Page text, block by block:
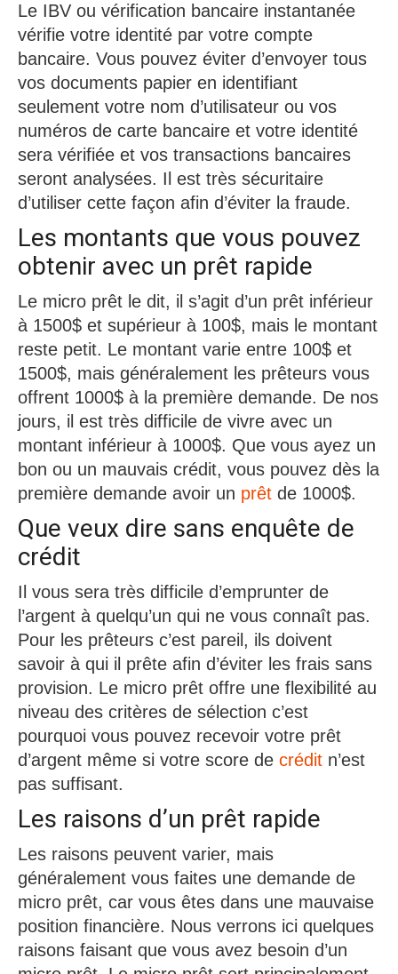
Le IBV ou vérification bancaire instantanée
vérifie votre identité par votre compte
bancaire. Vous pouvez éviter d’envoyer tous
vos documents papier en identifiant
seulement votre nom d’utilisateur ou vos
numéros de carte bancaire et votre identité
sera vérifiée et vos transactions bancaires
seront analysées. Il est très sécuritaire
d’utiliser cette façon afin d’éviter la fraude.
Les montants que vous pouvez
obtenir avec un prêt rapide
Le micro prêt le dit, il s’agit d’un prêt inférieur
à 1500$ et supérieur à 100$, mais le montant
reste petit. Le montant varie entre 100$ et
1500$, mais généralement les prêteurs vous
offrent 1000$ à la première demande. De nos
jours, il est très difficile de vivre avec un
montant inférieur à 1000$. Que vous ayez un
bon ou un mauvais crédit, vous pouvez dès la
première demande avoir un prêt de 1000$.
Que veux dire sans enquête de
crédit
Il vous sera très difficile d’emprunter de
l’argent à quelqu’un qui ne vous connaît pas.
Pour les prêteurs c’est pareil, ils doivent
savoir à qui il prête afin d’éviter les frais sans
provision. Le micro prêt offre une flexibilité au
niveau des critères de sélection c’est
pourquoi vous pouvez recevoir votre prêt
d’argent même si votre score de crédit n’est
pas suffisant.
Les raisons d’un prêt rapide
Les raisons peuvent varier, mais
généralement vous faites une demande de
micro prêt, car vous êtes dans une mauvaise
position financière. Nous verrons ici quelques
raisons faisant que vous avez besoin d’un